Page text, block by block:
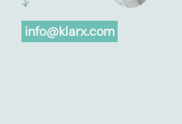
info@klarx.com